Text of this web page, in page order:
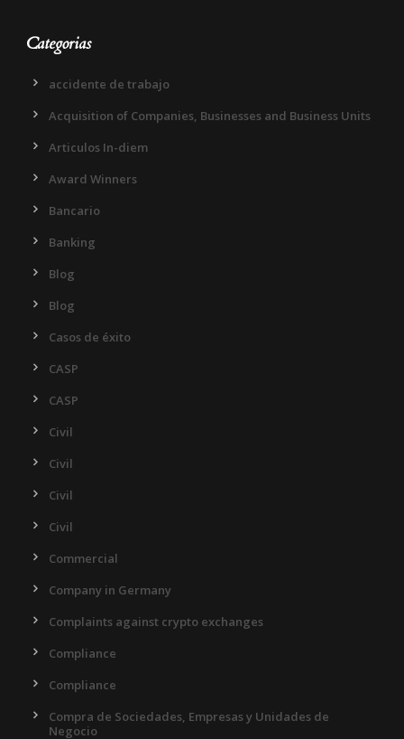
Categorias
accidente de trabajo
Acquisition of Companies, Businesses and Business Units
Articulos In-diem
Award Winners
Bancario
Banking
Blog
Blog
Casos de éxito
CASP
CASP
Civil
Civil
Civil
Civil
Commercial
Company in Germany
Complaints against crypto exchanges
Compliance
Compliance
Compra de Sociedades, Empresas y Unidades de
Negocio